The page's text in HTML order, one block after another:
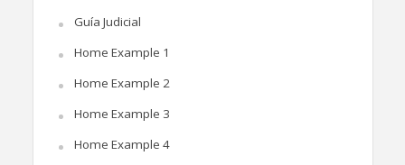
Guía Judicial
Home Example 1
Home Example 2
Home Example 3
Home Example 4